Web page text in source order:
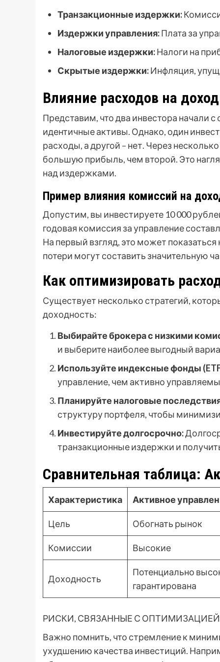
Транзакционные издержки:
Издержки управления:Плата за
Налоговые издержки:Налоги на
Скрытые издержки:Инфляция,
Влияние расходов на
Представим, что два инвестора начали
идентичные активы. Однако, один
расходы, а другой – нет. Через
большую прибыль, чем второй. Это
над издержками.
Пример влияния комиссий на
Допустим, вы инвестируете 10 000
годовая комиссия за управление
На первый взгляд, это может
потери могут составить значительную
Как оптимизировать
Существует несколько стратегий,
доходность:
Выбирайте брокера с низкими
и выберите наиболее выгодный
Используйте индексные фонды
управление, чем активно
Планируйте налоговые
структуру портфеля, чтобы
Инвестируйте долгосрочно:
транзакционные издержки и
Сравнительная таблица:
Характеристика Активное
Цель Обогнать рынок
Комиссии Высокие
Доходность
Потенциально
гарантирована
РИСКИ, СВЯЗАННЫЕ С
Важно помнить, что стремление к
ухудшению качества инвестиций.